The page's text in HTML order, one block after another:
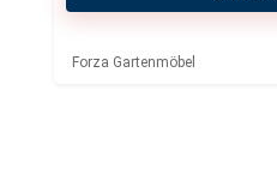
Forza Gartenmöbel